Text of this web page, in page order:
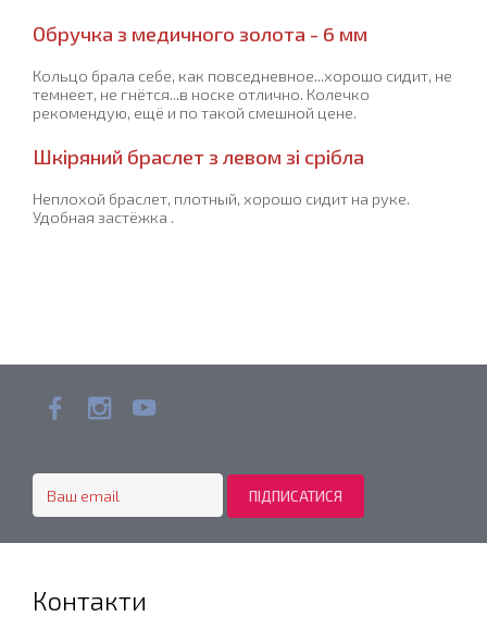
Обручка з медичного золота - 6 мм
Кольцо брала себе, как повседневное...хорошо сидит, не
темнеет, не гнётся...в носке отлично. Колечко
рекомендую, ещё и по такой смешной цене.
Шкіряний браслет з левом зі срібла
Неплохой браслет, плотный, хорошо сидит на руке.
Удобная застёжка .
Контакти